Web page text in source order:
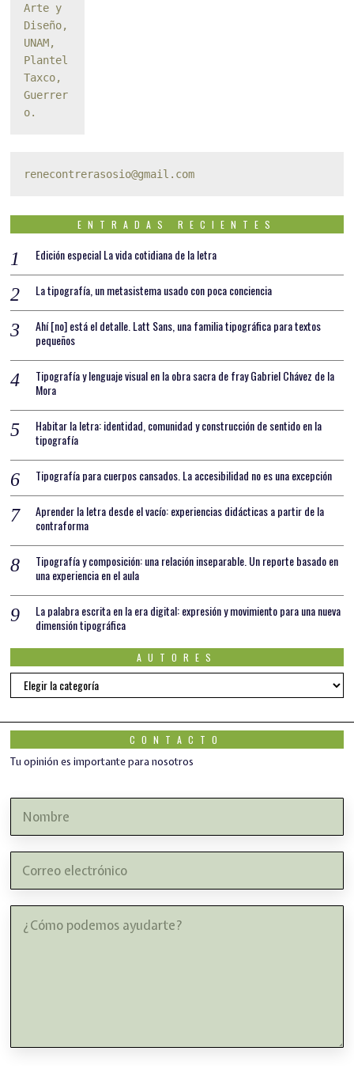
Arte y
Diseño,
UNAM,
Plantel
Taxco,
Guerrer
o.
renecontrerasosio@gmail.com
ENTRADAS RECIENTES
Edición especial La vida cotidiana de la letra
La tipografía, un metasistema usado con poca conciencia
Ahí [no] está el detalle. Latt Sans, una familia tipográfica para textos
pequeños
Tipografía y lenguaje visual en la obra sacra de fray Gabriel Chávez de la
Mora
Habitar la letra: identidad, comunidad y construcción de sentido en la
tipografía
Tipografía para cuerpos cansados. La accesibilidad no es una excepción
Aprender la letra desde el vacío: experiencias didácticas a partir de la
contraforma
Tipografía y composición: una relación inseparable. Un reporte basado en
una experiencia en el aula
La palabra escrita en la era digital: expresión y movimiento para una nueva
dimensión tipográfica
AUTORES
AUTORES
CONTACTO
Tu opinión es importante para nosotros